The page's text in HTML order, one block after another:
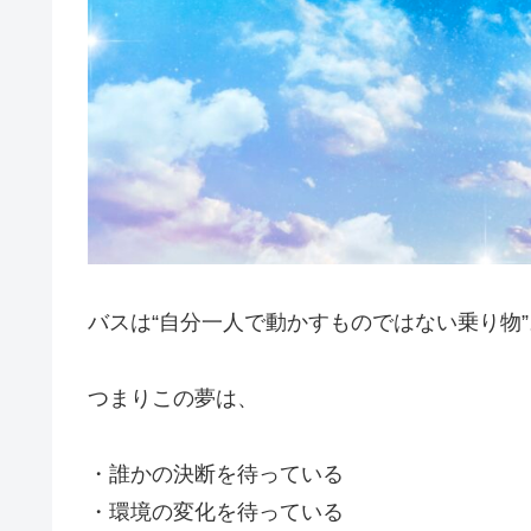
バスは“自分一人で動かすものではない乗り物
つまりこの夢は、
・誰かの決断を待っている
・環境の変化を待っている